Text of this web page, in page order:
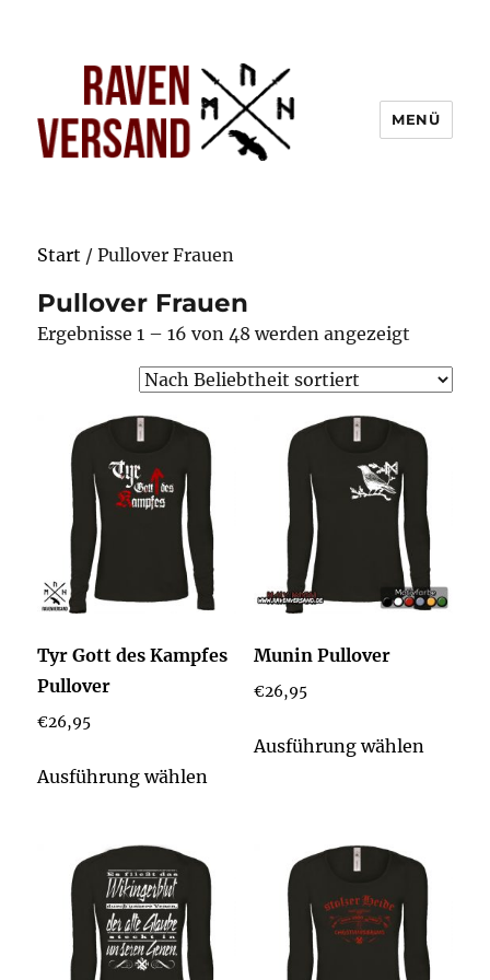
MENÜ
Start / Pullover Frauen
Pullover Frauen
Ergebnisse 1 – 16 von 48 werden angezeigt
sortiert
Tyr Gott des Kampfes
Pullover
€26,95
Ausführung wählen
Dieses
Produkt
Varianten
auf.
Die
Optionen
Munin Pullover
€26,95
Ausführung wählen
auf.
Die
können